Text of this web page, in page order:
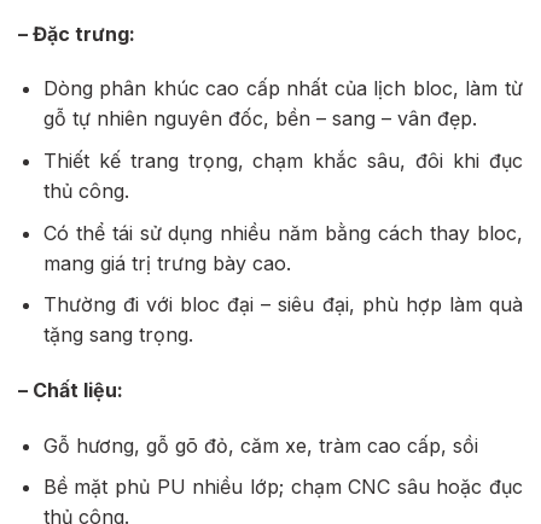
– Đặc trưng:
Dòng phân khúc cao cấp nhất của lịch bloc, làm từ
gỗ tự nhiên nguyên đốc, bền – sang – vân đẹp.
Thiết kế trang trọng, chạm khắc sâu, đôi khi đục
thủ công.
Có thể tái sử dụng nhiều năm bằng cách thay bloc,
mang giá trị trưng bày cao.
Thường đi với bloc đại – siêu đại, phù hợp làm quà
tặng sang trọng.
– Chất liệu:
Gỗ hương, gỗ gõ đỏ, căm xe, tràm cao cấp, sồi
Bề mặt phủ PU nhiều lớp; chạm CNC sâu hoặc đục
thủ công.